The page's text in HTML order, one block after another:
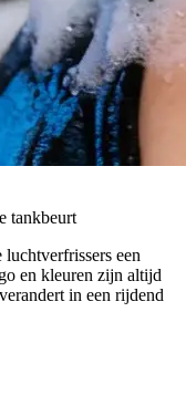
tankbeurt
een
en kleuren zijn altijd
in een rijdend